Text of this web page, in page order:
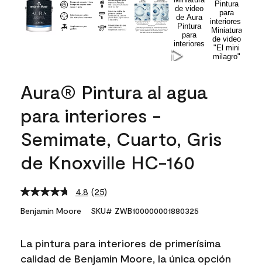
Aura® Pintura al agua
para interiores -
Semimate, Cuarto, Gris
de Knoxville HC-160
4.8 Read
25
Reviews.
link.
(25)
Benjamin Moore SKU# ZWB100000001880325
La pintura para interiores de primerísima
calidad de Benjamin Moore, la única opción